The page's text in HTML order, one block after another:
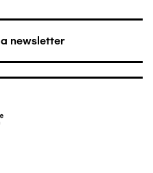
newsletter